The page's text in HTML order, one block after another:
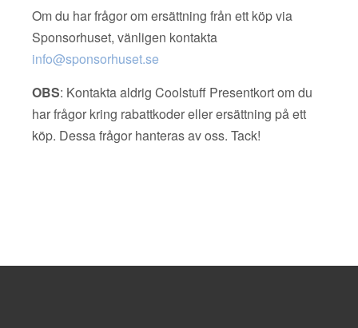
Om du har frågor om ersättning från ett köp via
Sponsorhuset, vänligen kontakta
info@sponsorhuset.se
OBS: Kontakta aldrig Coolstuff Presentkort om du
har frågor kring rabattkoder eller ersättning på ett
köp. Dessa frågor hanteras av oss. Tack!